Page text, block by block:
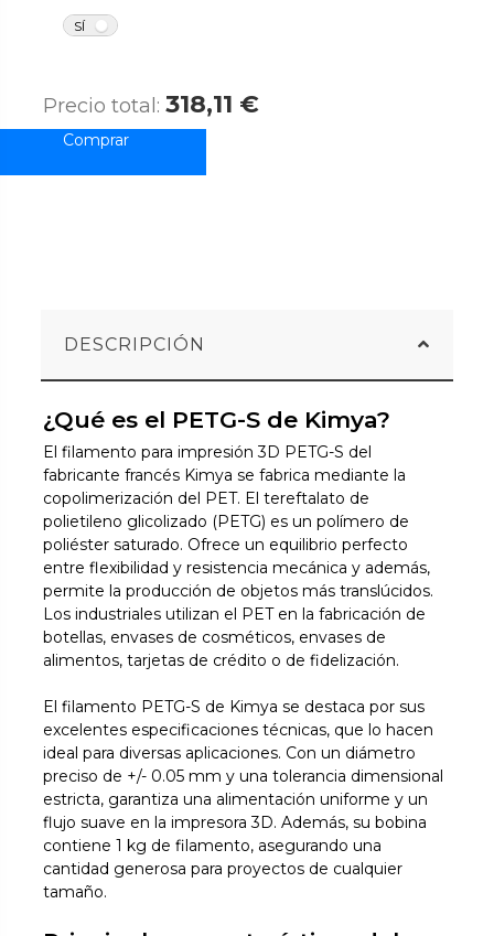
SÍ
Precio total:318,11 €
DESCRIPCIÓN
¿Qué es el PETG-S de Kimya?
El filamento para impresión 3D PETG-S del
fabricante francés Kimya se fabrica mediante la
copolimerización del PET. El tereftalato de
polietileno glicolizado (PETG) es un polímero de
poliéster saturado. Ofrece un equilibrio perfecto
entre flexibilidad y resistencia mecánica y además,
permite la producción de objetos más translúcidos.
Los industriales utilizan el PET en la fabricación de
botellas, envases de cosméticos, envases de
alimentos, tarjetas de crédito o de fidelización.
El filamento PETG-S de Kimya se destaca por sus
excelentes especificaciones técnicas, que lo hacen
ideal para diversas aplicaciones. Con un diámetro
preciso de +/- 0.05 mm y una tolerancia dimensional
estricta, garantiza una alimentación uniforme y un
flujo suave en la impresora 3D. Además, su bobina
contiene 1 kg de filamento, asegurando una
cantidad generosa para proyectos de cualquier
tamaño.